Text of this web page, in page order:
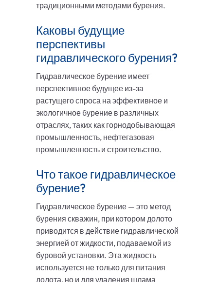
традиционными методами бурения.
Каковы будущие
перспективы
гидравлического бурения?
Гидравлическое бурение имеет
перспективное будущее из-за
растущего спроса на эффективное и
экологичное бурение в различных
отраслях, таких как горнодобывающая
промышленность, нефтегазовая
промышленность и строительство.
Что такое гидравлическое
бурение?
Гидравлическое бурение — это метод
бурения скважин, при котором долото
приводится в действие гидравлической
энергией от жидкости, подаваемой из
буровой установки. Эта жидкость
используется не только для питания
долота, но и для удаления шлама